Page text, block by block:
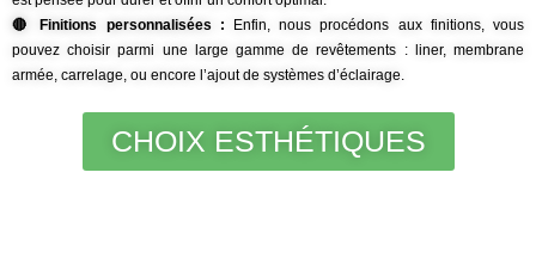
🔴 Finitions personnalisées : Enfin, nous procédons aux finitions, vous
pouvez choisir parmi une large gamme de revêtements : liner, membrane
armée, carrelage, ou encore l’ajout de systèmes d’éclairage.
CHOIX ESTHÉTIQUES